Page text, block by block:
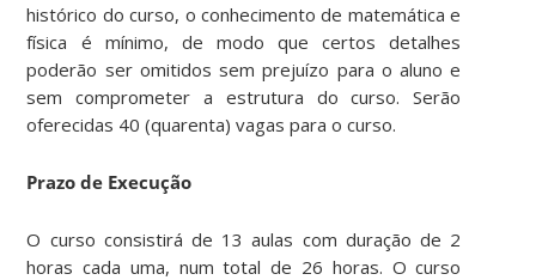
histórico do curso, o conhecimento de matemática e
física é mínimo, de modo que certos detalhes
poderão ser omitidos sem prejuízo para o aluno e
sem comprometer a estrutura do curso. Serão
oferecidas 40 (quarenta) vagas para o curso.
Prazo de Execução
O curso consistirá de 13 aulas com duração de 2
horas cada uma, num total de 26 horas. O curso